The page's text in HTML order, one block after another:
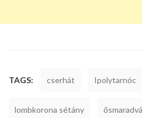
TAGS: cserhát Ipolytarnóc
lombkorona sétány